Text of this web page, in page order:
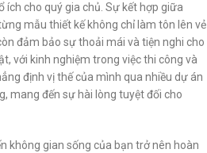
ích cho quý gia chủ. Sự kết hợp giữa
mẫu thiết kế không chỉ làm tôn lên vẻ
đảm bảo sự thoải mái và tiện nghi cho
với kinh nghiệm trong việc thi công và
định vị thế của mình qua nhiều dự án
mang đến sự hài lòng tuyệt đối cho
không gian sống của bạn trở nên hoàn